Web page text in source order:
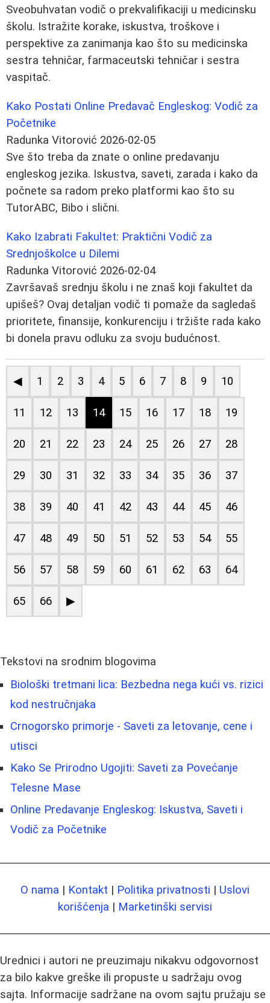
Sveobuhvatan vodič o prekvalifikaciji u medicinsku
školu. Istražite korake, iskustva, troškove i
perspektive za zanimanja kao što su medicinska
sestra tehničar, farmaceutski tehničar i sestra
vaspitač.
Kako Postati Online Predavač Engleskog: Vodič za
Početnike
Radunka Vitorović 2026-02-05
Sve što treba da znate o online predavanju
engleskog jezika. Iskustva, saveti, zarada i kako da
počnete sa radom preko platformi kao što su
TutorABC, Bibo i slični.
Kako Izabrati Fakultet: Praktični Vodič za
Srednjoškolce u Dilemi
Radunka Vitorović 2026-02-04
Završavaš srednju školu i ne znaš koji fakultet da
upišeš? Ovaj detaljan vodič ti pomaže da sagledaš
prioritete, finansije, konkurenciju i tržište rada kako
bi donela pravu odluku za svoju budućnost.
◀ 1 2 3 4 5 6 7 8 9 10
11 12 13 14 15 16 17 18 19
20 21 22 23 24 25 26 27 28
29 30 31 32 33 34 35 36 37
38 39 40 41 42 43 44 45 46
47 48 49 50 51 52 53 54 55
56 57 58 59 60 61 62 63 64
65 66 ▶
Tekstovi na srodnim blogovima
Biološki tretmani lica: Bezbedna nega kući vs. rizici
kod nestručnjaka
Crnogorsko primorje - Saveti za letovanje, cene i
utisci
Kako Se Prirodno Ugojiti: Saveti za Povećanje
Telesne Mase
Online Predavanje Engleskog: Iskustva, Saveti i
Vodič za Početnike
O nama | Kontakt | Politika privatnosti | Uslovi
korišćenja | Marketinški servisi
Urednici i autori ne preuzimaju nikakvu odgovornost
za bilo kakve greške ili propuste u sadržaju ovog
sajta. Informacije sadržane na ovom sajtu pružaju se